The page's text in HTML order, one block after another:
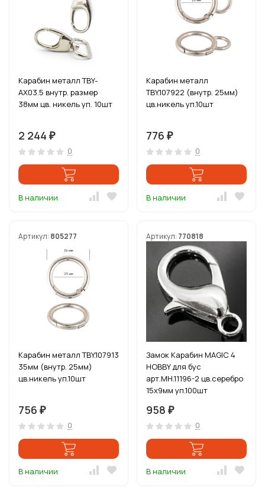
Карабин металл TBY-
AX03.5 внутр. размер
38мм цв. никель уп. 10шт
2 244 ₽
0
В наличии
Карабин металл
TBY.107922 (внутр. 25мм)
цв.никель уп.10шт
776 ₽
0
В наличии
Артикул: 805277
Карабин металл TBY.107913
35мм (внутр. 25мм)
цв.никель уп.10шт
756 ₽
0
В наличии
Артикул: 770818
Замок Карабин MAGIC 4
HOBBY для бус
арт.MH.11196-2 цв.серебро
15х9мм уп.100шт
958 ₽
0
В наличии